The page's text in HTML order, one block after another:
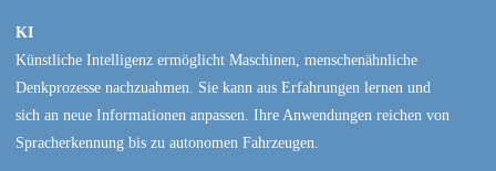
KI
Künstliche Intelligenz ermöglicht Maschinen, menschenähnliche
Denkprozesse nachzuahmen. Sie kann aus Erfahrungen lernen und
sich an neue Informationen anpassen. Ihre Anwendungen reichen von
Spracherkennung bis zu autonomen Fahrzeugen.